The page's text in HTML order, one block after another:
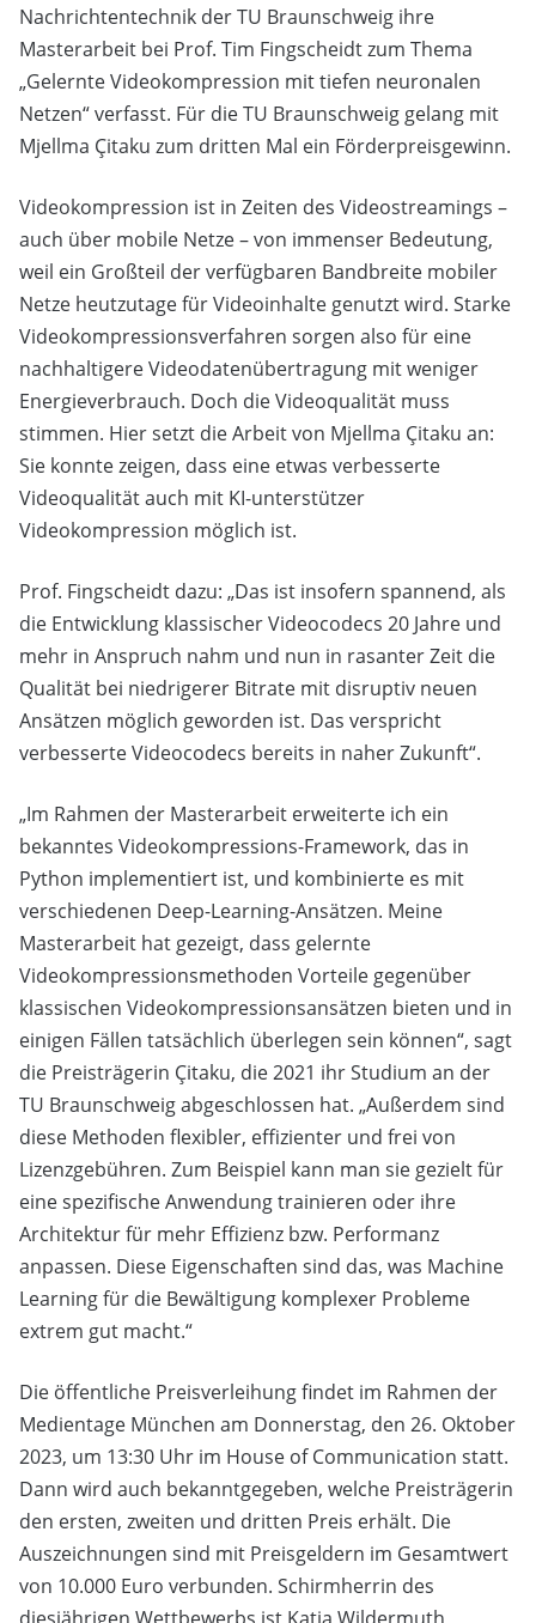
Nachrichtentechnik der TU Braunschweig ihre
Masterarbeit bei Prof. Tim Fingscheidt zum Thema
„Gelernte Videokompression mit tiefen neuronalen
Netzen“ verfasst. Für die TU Braunschweig gelang mit
Mjellma Çitaku zum dritten Mal ein Förderpreisgewinn.
Videokompression ist in Zeiten des Videostreamings –
auch über mobile Netze – von immenser Bedeutung,
weil ein Großteil der verfügbaren Bandbreite mobiler
Netze heutzutage für Videoinhalte genutzt wird. Starke
Videokompressionsverfahren sorgen also für eine
nachhaltigere Videodatenübertragung mit weniger
Energieverbrauch. Doch die Videoqualität muss
stimmen. Hier setzt die Arbeit von Mjellma Çitaku an:
Sie konnte zeigen, dass eine etwas verbesserte
Videoqualität auch mit KI-unterstützer
Videokompression möglich ist.
Prof. Fingscheidt dazu: „Das ist insofern spannend, als
die Entwicklung klassischer Videocodecs 20 Jahre und
mehr in Anspruch nahm und nun in rasanter Zeit die
Qualität bei niedrigerer Bitrate mit disruptiv neuen
Ansätzen möglich geworden ist. Das verspricht
verbesserte Videocodecs bereits in naher Zukunft“.
„Im Rahmen der Masterarbeit erweiterte ich ein
bekanntes Videokompressions-Framework, das in
Python implementiert ist, und kombinierte es mit
verschiedenen Deep-Learning-Ansätzen. Meine
Masterarbeit hat gezeigt, dass gelernte
Videokompressionsmethoden Vorteile gegenüber
klassischen Videokompressionsansätzen bieten und in
einigen Fällen tatsächlich überlegen sein können“, sagt
die Preisträgerin Çitaku, die 2021 ihr Studium an der
TU Braunschweig abgeschlossen hat. „Außerdem sind
diese Methoden flexibler, effizienter und frei von
Lizenzgebühren. Zum Beispiel kann man sie gezielt für
eine spezifische Anwendung trainieren oder ihre
Architektur für mehr Effizienz bzw. Performanz
anpassen. Diese Eigenschaften sind das, was Machine
Learning für die Bewältigung komplexer Probleme
extrem gut macht.“
Die öffentliche Preisverleihung findet im Rahmen der
Medientage München am Donnerstag, den 26. Oktober
2023, um 13:30 Uhr im House of Communication statt.
Dann wird auch bekanntgegeben, welche Preisträgerin
den ersten, zweiten und dritten Preis erhält. Die
Auszeichnungen sind mit Preisgeldern im Gesamtwert
von 10.000 Euro verbunden. Schirmherrin des